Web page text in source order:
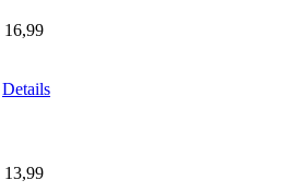
16,99
Details
13,99